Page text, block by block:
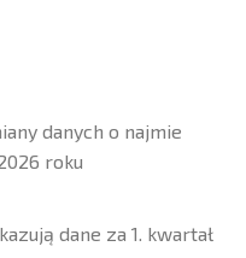
danych o najmie
roku
dane za 1. kwartał